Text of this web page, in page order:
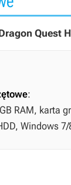
Quest
:
RAM, karta
Windows